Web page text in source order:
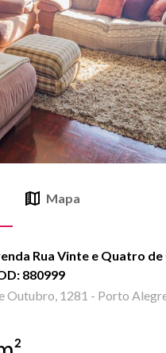
Mapa
Rua Vinte e Quatro
880999
Outubro, 1281 - Porto